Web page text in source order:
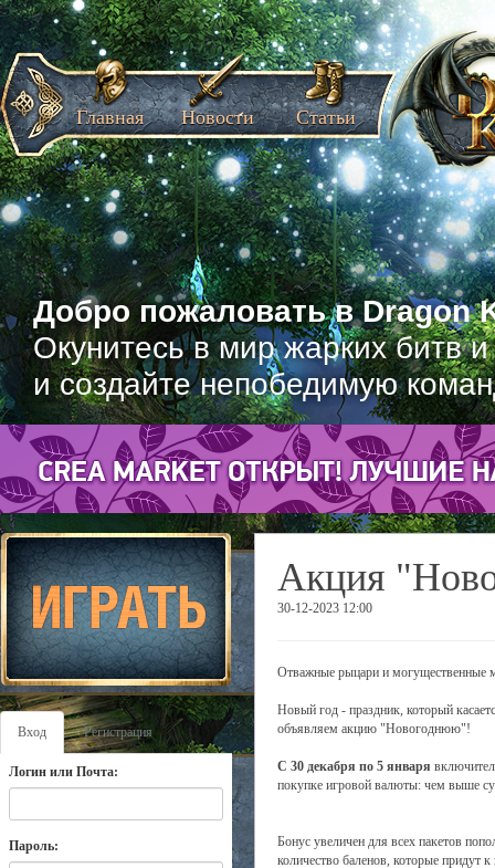
Добро пожаловать в Dragon
Окунитесь в мир жарких битв
и создайте непобедимую
Главная Новости Статьи
Вход Регистрация
Логин или Почта:
Пароль:
Акция
30-12-2023 12:00
Отважные рыцари и могущественные
Новый год - праздник, который
объявляем акцию "Новогоднюю"!
С 30 декабря по 5 января
покупке игровой валюты: чем выше
Бонус увеличен для всех пакетов
количество баленов, которые придут